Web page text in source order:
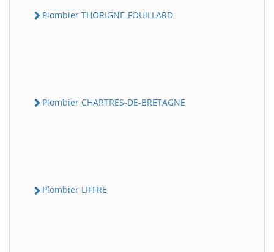
Plombier THORIGNE-FOUILLARD
Plombier CHARTRES-DE-BRETAGNE
Plombier LIFFRE